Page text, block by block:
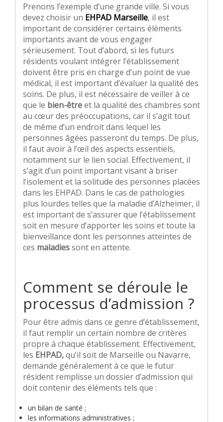
Prenons l’exemple d’une grande ville. Si vous
devez choisir un EHPAD Marseille, il est
important de considérer certains éléments
importants avant de vous engager
sérieusement. Tout d’abord, si les futurs
résidents voulant intégrer l’établissement
doivent être pris en charge d’un point de vue
médical, il est important d’évaluer la qualité des
soins. De plus, il est nécessaire de veiller à ce
que le bien-êtreet la qualité des chambres sont
au cœur des préoccupations, car il s’agit tout
de même d’un endroit dans lequel les
personnes âgées passeront du temps. De plus,
il faut avoir à l’œil des aspects essentiels,
notamment sur le lien social. Effectivement, il
s’agit d’un point important visant à briser
l’isolement et la solitude des personnes placées
dans les EHPAD. Dans le cas de pathologies
plus lourdes telles que la maladie d’Alzheimer, il
est important de s’assurer que l’établissement
soit en mesure d’apporter les soins et toute la
bienveillance dont les personnes atteintes de
ces maladiessont en attente.
Comment se déroule le
processus d’admission ?
Pour être admis dans ce genre d’établissement,
il faut remplir un certain nombre de critères
propre à chaque établissement. Effectivement,
les EHPAD,qu’il soit de Marseille ou Navarre,
demande généralement à ce que le futur
résident remplisse un dossier d’admission qui
doit contenir des éléments tels que :
un bilan de santé ;
les informations administratives ;